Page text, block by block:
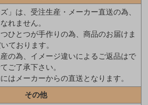
」は、受注生産・メーカー直送の為、
れません。
ひとつが手作りの為、商品のお届けま
ております。
の為、イメージ違いによるご返品はで
ご了承下さい。
はメーカーからの直送となります。
その他